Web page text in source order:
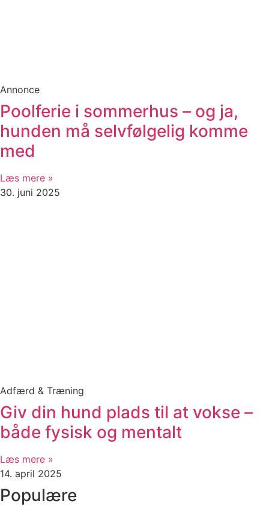
Annonce
Poolferie i sommerhus – og ja,
hunden må selvfølgelig komme
med
Læs mere »
30. juni 2025
Adfærd & Træning
Giv din hund plads til at vokse –
både fysisk og mentalt
Læs mere »
14. april 2025
Populære